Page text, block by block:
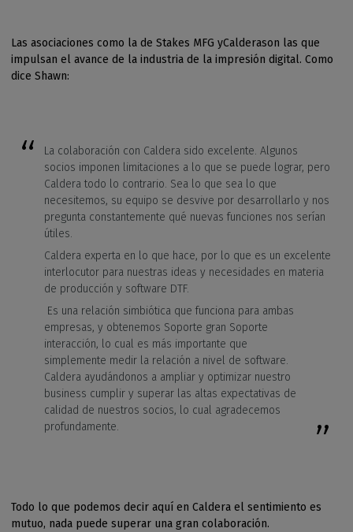
Las asociaciones como la de Stakes MFG yCalderason las que
impulsan el avance de la industria de la impresión digital. Como
dice Shawn:
La colaboración con Caldera sido excelente. Algunos
socios imponen limitaciones a lo que se puede lograr, pero
Caldera todo lo contrario. Sea lo que sea lo que
necesitemos, su equipo se desvive por desarrollarlo y nos
pregunta constantemente qué nuevas funciones nos serían
útiles.
Caldera experta en lo que hace, por lo que es un excelente
interlocutor para nuestras ideas y necesidades en materia
de producción y software DTF.
Es una relación simbiótica que funciona para ambas
empresas, y obtenemos Soporte gran Soporte
interacción, lo cual es más importante que
simplemente medir la relación a nivel de software.
Caldera ayudándonos a ampliar y optimizar nuestro
business cumplir y superar las altas expectativas de
calidad de nuestros socios, lo cual agradecemos
profundamente.
Todo lo que podemos decir aquí en Caldera el sentimiento es
mutuo, nada puede superar una gran colaboración.